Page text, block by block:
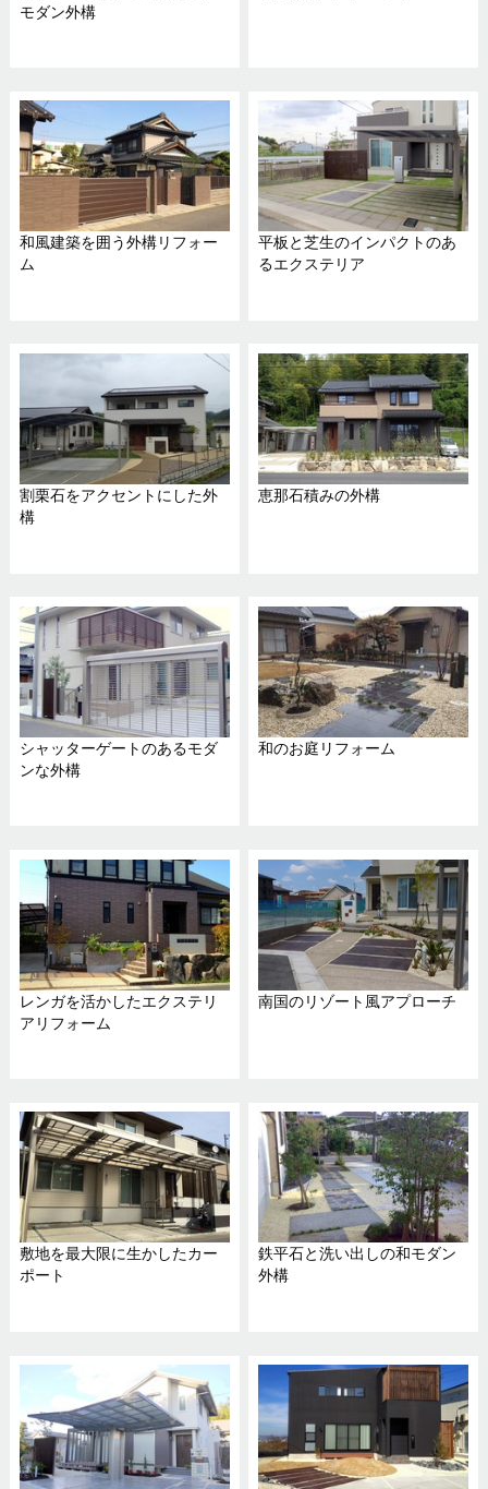
モダン外構
和風建築を囲う外構リフォー
ム
平板と芝生のインパクトのあ
るエクステリア
割栗石をアクセントにした外
構
恵那石積みの外構
シャッターゲートのあるモダ
ンな外構
和のお庭リフォーム
レンガを活かしたエクステリ
アリフォーム
南国のリゾート風アプローチ
敷地を最大限に生かしたカー
ポート
鉄平石と洗い出しの和モダン
外構